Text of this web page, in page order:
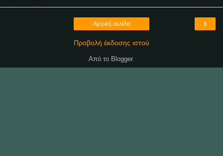
›
Αρχική σελίδα
Προβολή έκδοσης ιστού
Από το Blogger.